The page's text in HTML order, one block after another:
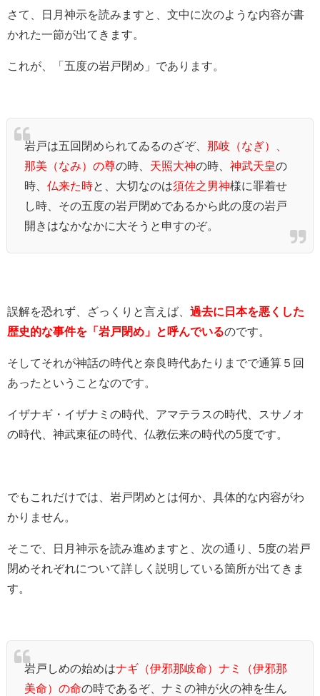
さて、日月神示を読みますと、文中に次のような内容が書
かれた一節が出てきます。
これが、「五度の岩戸閉め」であります。
岩戸は五回閉められてゐるのざぞ、 那岐（なぎ）、
那美（なみ）の尊の時、 天照大神の時、 神武天皇の
時、 仏来た時と、大切なのは須佐之男神様に罪着せ
し時、その五度の岩戸閉めであるから此の度の岩戸
開きはなかなかに大そうと申すのぞ。
誤解を恐れず、ざっくりと言えば、 過去に日本を悪くした
歴史的な事件を「岩戸閉め」と呼んでいるのです。
そしてそれが神話の時代と奈良時代あたりまでで通算５回
あったということなのです。
イザナギ・イザナミの時代、アマテラスの時代、スサノオ
の時代、神武東征の時代、仏教伝来の時代の5度です。
でもこれだけでは、岩戸閉めとは何か、具体的な内容がわ
かりません。
そこで、日月神示を読み進めますと、次の通り、5度の岩戸
閉めそれぞれについて詳しく説明している箇所が出てきま
す。
岩戸しめの始めはナギ（伊邪那岐命）ナミ（伊邪那
美命）の命の時であるぞ、ナミの神が火の神を生ん